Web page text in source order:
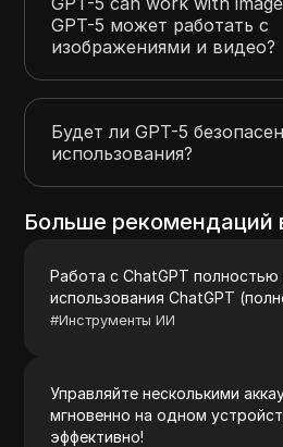
GPT-5 может работать с
изображениями и видео?
Будет ли GPT-5
использования?
Больше рекомендаций
Работа с ChatGPT
использования ChatGPT
#Инструменты ИИ
Управляйте несколькими
мгновенно на одном
эффективно!